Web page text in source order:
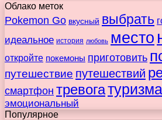
Облако меток
Pokemon Go вкусный выбрать
идеальное история любовь место
откройте покемоны приготовить
путешествие путешествий
смартфон тревогатуризма
эмоциональный
Популярное